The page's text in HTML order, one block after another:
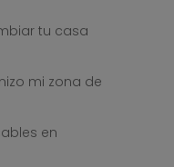
tu casa
mi zona de
en